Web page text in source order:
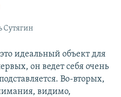
Сутягин
идеальный объект для
он ведет себя очень
Во-вторых,
видимо,